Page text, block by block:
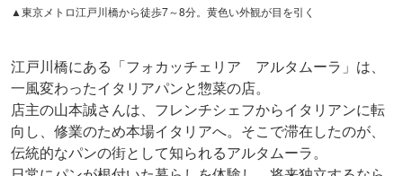
▲東京メトロ江戸川橋から徒歩7～8分。黄色い外観が目を引く
江戸川橋にある「フォカッチェリア アルタムーラ」は、
一風変わったイタリアパンと惣菜の店。
店主の山本誠さんは、フレンチシェフからイタリアンに転
向し、修業のため本場イタリアへ。そこで滞在したのが、
伝統的なパンの街として知られるアルタムーラ。